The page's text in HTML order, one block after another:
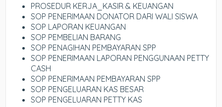
PROSEDUR KERJA_KASIR & KEUANGAN
SOP PENERIMAAN DONATOR DARI WALI SISWA
SOP LAPORAN KEUANGAN
SOP PEMBELIAN BARANG
SOP PENAGIHAN PEMBAYARAN SPP
SOP PENERIMAAN LAPORAN PENGGUNAAN PETTY
CASH
SOP PENERIMAAN PEMBAYARAN SPP
SOP PENGELUARAN KAS BESAR
SOP PENGELUARAN PETTY KAS